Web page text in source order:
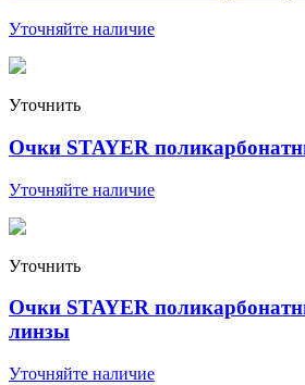
Уточняйте наличие
Уточнить
Очки STAYER
Уточняйте наличие
Уточнить
Очки STAYER
линзы
Уточняйте наличие